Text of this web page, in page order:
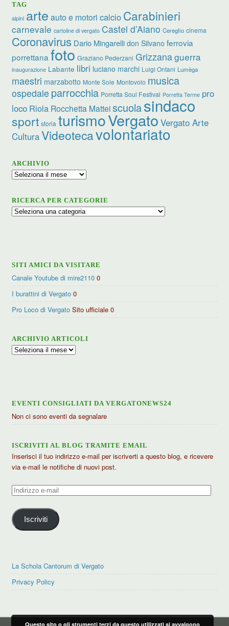
TAG
alpini arte auto e motori calcio Carabinieri
carnevale cartoline di vergato Castel d’Aiano Cereglio cinema
Coronavirus Dario Mingarelli don Silvano ferrovia
porrettanafoto Graziano Pederzani Grizzanaguerra
inaugurazione Labante libri luciano marchi Luigi Ontani Lumèga
maestri marzabotto Monte Sole Montovolo musica
ospedale parrocchia Porretta Soul Festival Porretta Terme pro
loco Riola Rocchetta Matteiscuolasindaco
sport storia turismoVergato Vergato Arte
CulturaVideotecavolontariato
ARCHIVIO
Archivio
RICERCA PER CATEGORIE
Ricerca
SITI AMICI DA VISITARE
Canale Youtube di mire2110 0
I burattini di Vergato 0
Pro Loco di Vergato Sito ufficiale 0
ARCHIVIO ARTICOLI
Archivio
EVENTI CONSIGLIATI DA VERGATONEWS24
Non ci sono eventi da segnalare
ISCRIVITI AL BLOG TRAMITE EMAIL
Inserisci il tuo indirizzo e-mail per iscriverti a questo blog, e ricevere
via e-mail le notifiche di nuovi post.
Indirizzo
mail
Iscriviti
La Schola Cantorum di Vergato
Privacy Policy
Questo sito o gli strumenti terzi da questo utilizzati si avvalgono